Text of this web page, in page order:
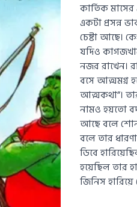
কার্তিক
একটা প্রসন্ন
চেষ্টা আছে।
যদিও
নজর রাখেন।
বসে আত্মমগ্ন
আত্মকথা”।
নামও হয়তো
আছে বলে
বলে তার
ডিবে
হয়েছিল তার
জিনিস